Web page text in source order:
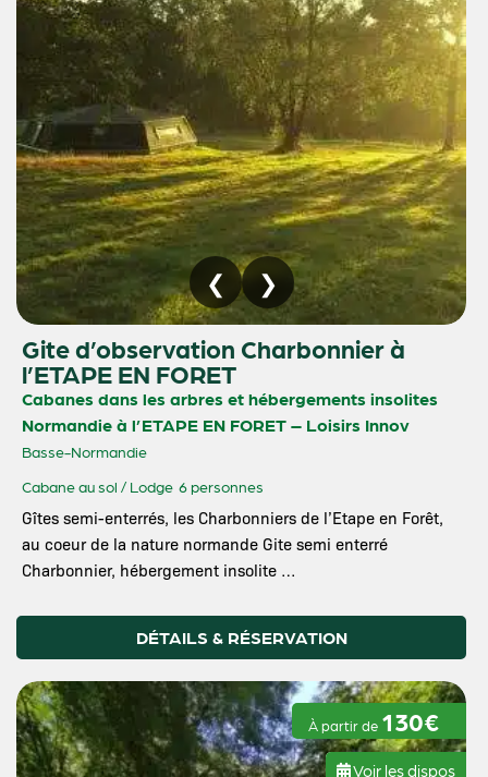
Gite d’observation Charbonnier à
l’ETAPE EN FORET
Cabanes dans les arbres et hébergements insolites
Normandie à l’ETAPE EN FORET – Loisirs Innov
Basse-Normandie
Cabane au sol / Lodge 6 personnes
Gîtes semi-enterrés, les Charbonniers de l’Etape en Forêt,
au coeur de la nature normande Gite semi enterré
Charbonnier, hébergement insolite …
DÉTAILS & RÉSERVATION
À partir de 130€
Voir les dispos